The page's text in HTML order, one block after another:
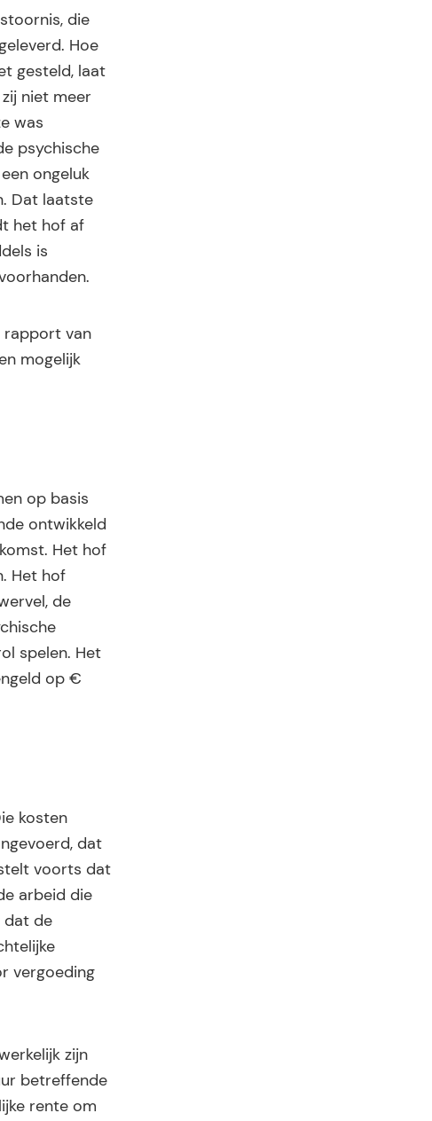
die
Hoe
gesteld, laat
niet meer
was
psychische
ongeluk
Dat laatste
het hof af
is
rapport van
mogelijk
op basis
ontwikkeld
Het hof
Het hof
de
spelen. Het
op €
kosten
dat
voorts dat
arbeid die
dat de
vergoeding
zijn
betreffende
rente om